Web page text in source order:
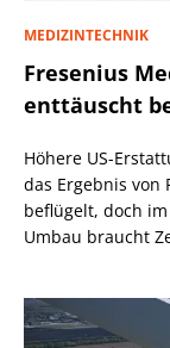
MEDIZINTECHNIK
Fresenius
enttäuscht
Höhere US-
das Ergebnis von
beflügelt, doch
Umbau braucht